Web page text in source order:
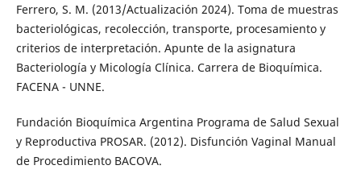
Ferrero, S. M. (2013/Actualización 2024). Toma de muestras
bacteriológicas, recolección, transporte, procesamiento y
criterios de interpretación. Apunte de la asignatura
Bacteriología y Micología Clínica. Carrera de Bioquímica.
FACENA - UNNE.
Fundación Bioquímica Argentina Programa de Salud Sexual
y Reproductiva PROSAR. (2012). Disfunción Vaginal Manual
de Procedimiento BACOVA.